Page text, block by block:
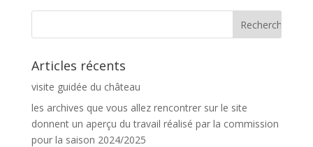
Articles récents
visite guidée du château
les archives que vous allez rencontrer sur le site
donnent un aperçu du travail réalisé par la commission
pour la saison 2024/2025